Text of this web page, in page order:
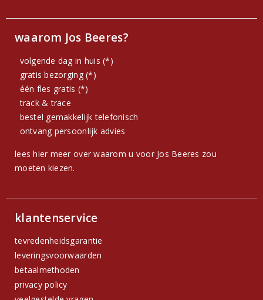
waarom Jos Beeres?
volgende dag in huis (*)
gratis bezorging (*)
één fles gratis (*)
track & trace
bestel gemakkelijk telefonisch
ontvang persoonlijk advies
lees hier meer over waarom u voor Jos Beeres zou
moeten kiezen.
klantenservice
tevredenheidsgarantie
leveringsvoorwaarden
betaalmethoden
privacy policy